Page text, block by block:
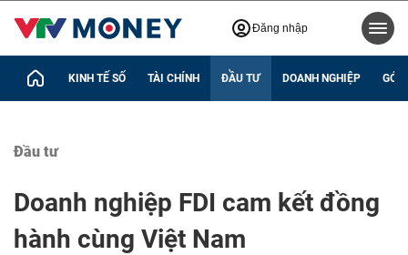
Đăng nhập
KINH TẾ SỐ TÀI CHÍNH ĐẦU TƯ DOANH NGHIỆP GÓC
Đầu tư
Doanh nghiệp FDI cam kết đồng
hành cùng Việt Nam